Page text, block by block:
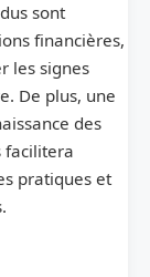
sont
financières,
les signes
De plus, une
des
facilitera
pratiques et